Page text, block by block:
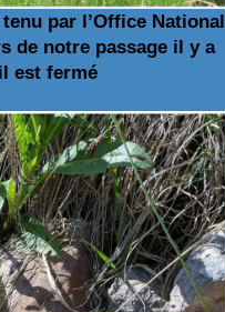
par l’Office National
de notre passage il y a
est fermé